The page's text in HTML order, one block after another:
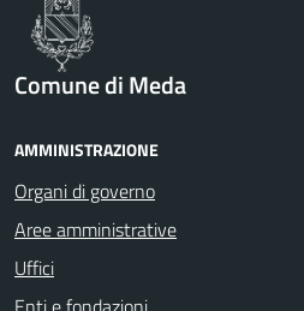
Comune di Meda
AMMINISTRAZIONE
Organi di governo
Aree amministrative
Uffici